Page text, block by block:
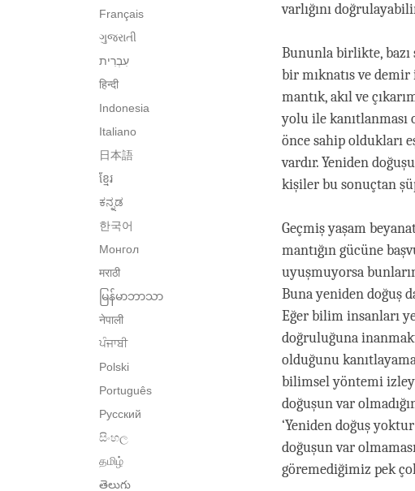
Français
ગુજરાતી
हिन्दी
Indonesia
Italiano
日本語
ខ្មែរ
ಕನ್ನಡ
한국어
Монгол
मराठी
မြန်မာဘာသာ
नेपाली
ਪੰਜਾਬੀ
Polski
Português
Русский
සිංහල
தமிழ்
తెలుగు
varlığını
Bununla birlikte, bazı
bir mıknatıs ve
mantık, akıl ve
yolu ile kanıtlanması
önce sahip oldukları
vardır. Yeniden
kişiler bu sonuçtan
Geçmiş yaşam
mantığın gücüne
uyuşmuyorsa
Buna yeniden doğuş
Eğer bilim insanları
doğruluğuna
olduğunu
bilimsel yöntemi
doğuşun var
‘Yeniden doğuş
doğuşun var
göremediğimiz pek